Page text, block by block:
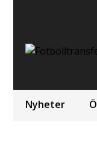
Nyheter